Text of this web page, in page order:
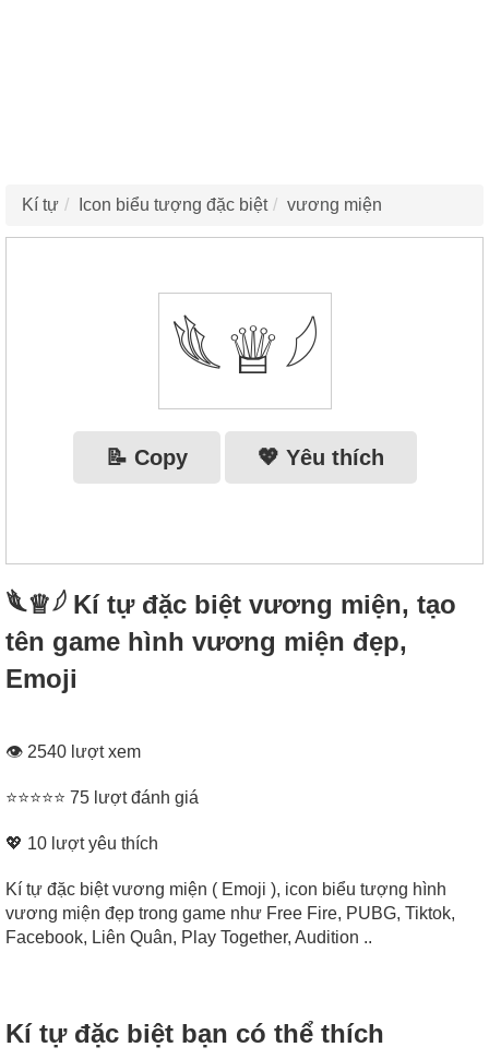
Kí tự Icon biểu tượng đặc biệt vương miện
𓆰♕𓆪
📝 Copy 💖 Yêu thích
𓆰♕𓆪 Kí tự đặc biệt vương miện, tạo
tên game hình vương miện đẹp,
Emoji
👁 2540 lượt xem
⭐⭐⭐⭐⭐ 75 lượt đánh giá
💖 10 lượt yêu thích
Kí tự đặc biệt vương miện ( Emoji ), icon biểu tượng hình
vương miện đẹp trong game như Free Fire, PUBG, Tiktok,
Facebook, Liên Quân, Play Together, Audition ..
Kí tự đặc biệt bạn có thể thích